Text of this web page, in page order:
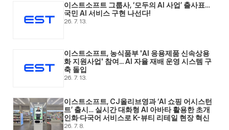
이스트소프트 그룹사, ‘모두의 AI 사업’ 출사표…
국민 AI 서비스 구현 나선다!
26. 7. 13.
이스트소프트, 농식품부 'AI 응용제품 신속상용
화 지원사업' 참여... AI 자율 재배 운영 시스템 구
축 돌입
26. 7. 13.
이스트소프트, CJ올리브영과 ‘AI 쇼핑 어시스턴
트’ 출시… 실시간 대화형 AI 아바타 활용한 초개
인화·다국어 서비스로 K-뷰티 리테일 현장 혁신
26. 7. 8.